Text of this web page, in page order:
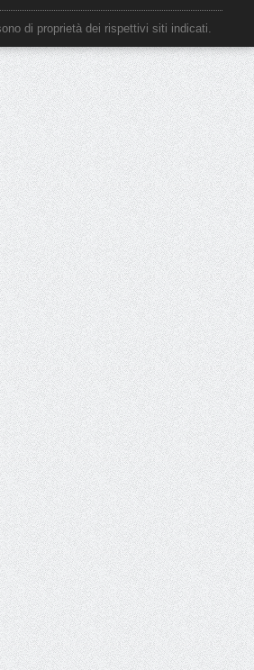
di proprietà dei rispettivi siti indicati.